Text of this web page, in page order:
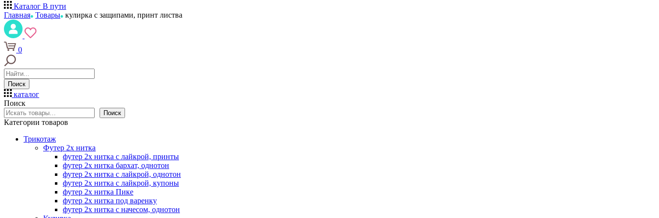
Каталог В пути
Главная Товары кулирка с защипами, принт листва
0
Поиск
каталог
Поиск
Поиск
Категории товаров
Трикотаж
Футер 2х нитка
футер 2х нитка с лайкрой, принты
футер 2х нитка бархат, однотон
футер 2х нитка с лайкрой, однотон
футер 2х нитка с лайкрой, купоны
футер 2х нитка Пике
футер 2х нитка под варенку
футер 2х нитка с начесом, однотон